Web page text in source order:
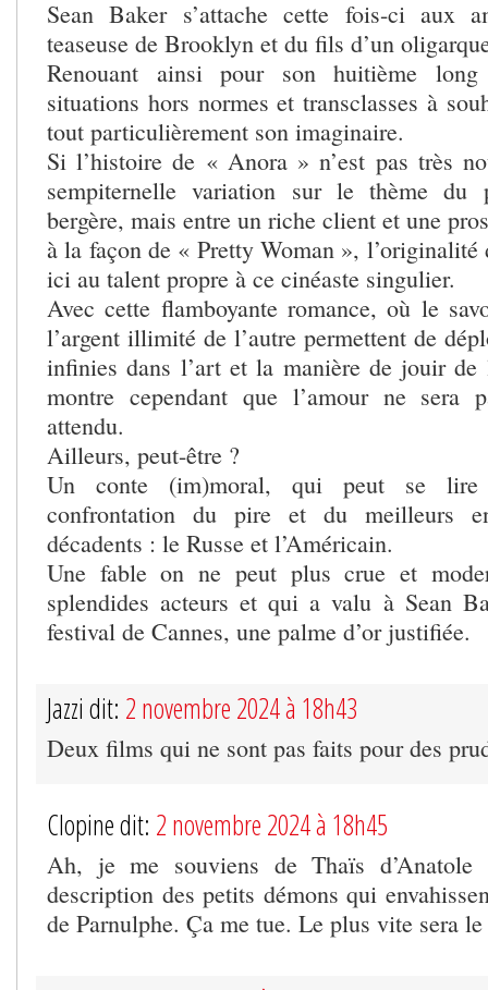
Sean Baker s’attache cette fois-ci aux
teaseuse de Brooklyn et du fils d’un
Renouant ainsi pour son huitième
situations hors normes et transclasses à
tout particulièrement son imaginaire.
Si l’histoire de « Anora » n’est pas très
sempiternelle variation sur le thème du
bergère, mais entre un riche client et une
à la façon de « Pretty Woman »,
ici au talent propre à ce cinéaste singulier.
Avec cette flamboyante romance, où le
l’argent illimité de l’autre permettent de
infinies dans l’art et la manière de jouir
montre cependant que l’amour ne sera
attendu.
Ailleurs, peut-être ?
Un conte (im)moral, qui peut se lire
confrontation du pire et du meilleurs
décadents : le Russe et l’Américain.
Une fable on ne peut plus crue et
splendides acteurs et qui a valu à Sean
festival de Cannes, une palme d’or justifiée.
Jazzi dit: 2 novembre 2024 à 18h43
Deux films qui ne sont pas faits pour des
Clopine dit: 2 novembre 2024 à 18h45
Ah, je me souviens de Thaïs d’Anatole
description des petits démons qui
de Parnulphe. Ça me tue. Le plus vite sera